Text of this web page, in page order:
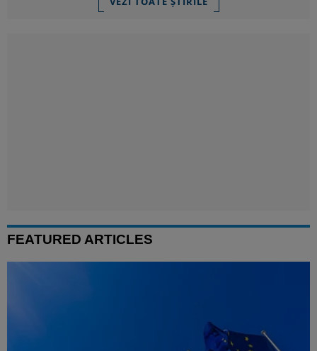
FEATURED ARTICLES